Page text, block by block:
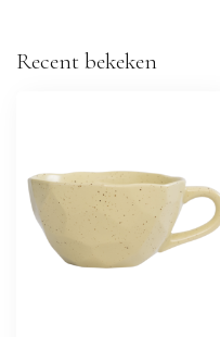
Recent bekeken